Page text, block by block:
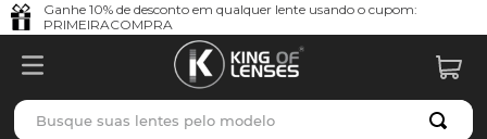
Ganhe 10% de desconto em qualquer lente usando o cupom:
PRIMEIRACOMPRA
Busque suas lentes pelo modelo